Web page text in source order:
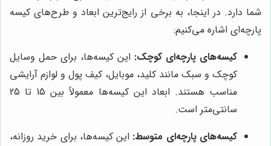
شما دارد. در اینجا، به برخی از رایج‌ترین ابعاد و طرح‌های کیسه
پارچه‌ای اشاره می‌کنیم:
کیسه‌های پارچه‌ای کوچک: این کیسه‌ها، برای حمل وسایل
کوچک و سبک مانند کلید، موبایل، کیف پول و لوازم آرایشی
مناسب هستند. ابعاد این کیسه‌ها معمولاً بین 15 تا 25
سانتی‌متر است.
کیسه‌های پارچه‌ای متوسط: این کیسه‌ها، برای خرید روزانه،